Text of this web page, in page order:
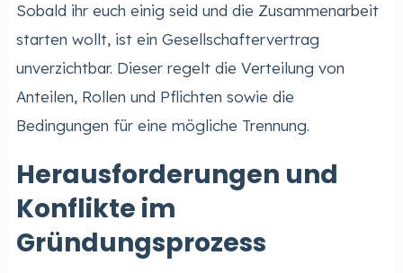
Sobald ihr euch einig seid und die Zusammenarbeit
starten wollt, ist ein Gesellschaftervertrag
unverzichtbar. Dieser regelt die Verteilung von
Anteilen, Rollen und Pflichten sowie die
Bedingungen für eine mögliche Trennung.
Herausforderungen und
Konflikte im
Gründungsprozess